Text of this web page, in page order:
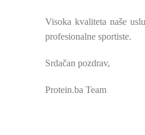
Visoka kvaliteta naše
profesionalne sportiste.
Srdačan pozdrav,
Protein.ba Team